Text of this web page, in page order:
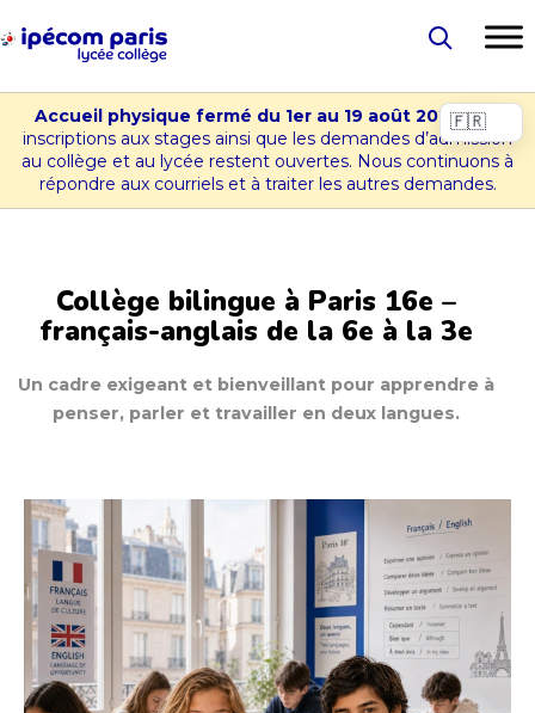
au
Collège
Ipécom
Paris
Accueil physique fermé du 1er au 19 août 2026.Les
inscriptions aux stages ainsi que les demandes d’admission
au collège et au lycée restent ouvertes. Nous continuons à
répondre aux courriels et à traiter les autres demandes.
Collège bilingue à Paris 16e –
français-anglais de la 6e à la 3e
Un cadre exigeant et bienveillant pour apprendre à
penser, parler et travailler en deux langues.
Choisir
la
langue